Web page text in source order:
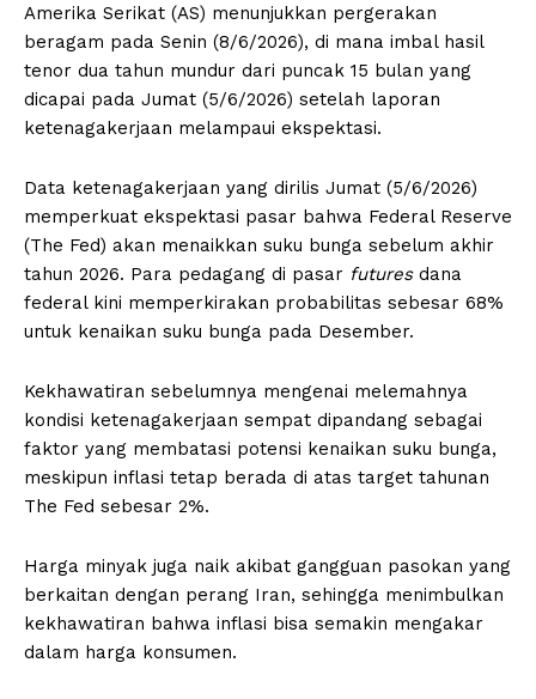
Amerika Serikat (AS) menunjukkan pergerakan
beragam pada Senin (8/6/2026), di mana imbal hasil
tenor dua tahun mundur dari puncak 15 bulan yang
dicapai pada Jumat (5/6/2026) setelah laporan
ketenagakerjaan melampaui ekspektasi.
Data ketenagakerjaan yang dirilis Jumat (5/6/2026)
memperkuat ekspektasi pasar bahwa Federal Reserve
(The Fed) akan menaikkan suku bunga sebelum akhir
tahun 2026. Para pedagang di pasar futuresdana
federal kini memperkirakan probabilitas sebesar 68%
untuk kenaikan suku bunga pada Desember.
Kekhawatiran sebelumnya mengenai melemahnya
kondisi ketenagakerjaan sempat dipandang sebagai
faktor yang membatasi potensi kenaikan suku bunga,
meskipun inflasi tetap berada di atas target tahunan
The Fed sebesar 2%.
Harga minyak juga naik akibat gangguan pasokan yang
berkaitan dengan perang Iran, sehingga menimbulkan
kekhawatiran bahwa inflasi bisa semakin mengakar
dalam harga konsumen.